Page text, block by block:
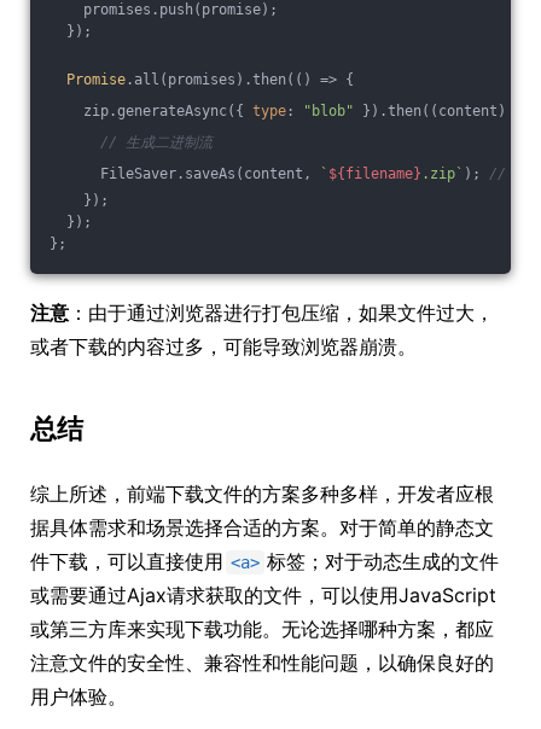
promises.push(promise);
});
Promise .all(promises).then( () => {
zip.generateAsync({ type : "blob" }).then( ( content ) =>
// 生成二进制流
FileSaver.saveAs(content,
` ${filename} .zip` ); // 利
});
});
};
注意 ：由于通过浏览器进行打包压缩，如果文件过大，
或者下载的内容过多，可能导致浏览器崩溃。
总结
综上所述，前端下载文件的方案多种多样，开发者应根
据具体需求和场景选择合适的方案。对于简单的静态文
件下载，可以直接使用 <a> 标签；对于动态生成的文件
或需要通过Ajax请求获取的文件，可以使用JavaScript
或第三方库来实现下载功能。无论选择哪种方案，都应
注意文件的安全性、兼容性和性能问题，以确保良好的
用户体验。